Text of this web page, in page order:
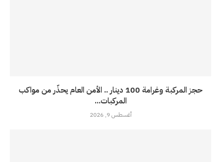
حجز المركبة وغرامة 100 دينار .. الأمن العام يحذّر من مواكب
المركبات...
أغسطس 9, 2026